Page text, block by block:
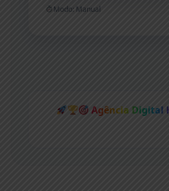
Modo: Manual
Agência Digital